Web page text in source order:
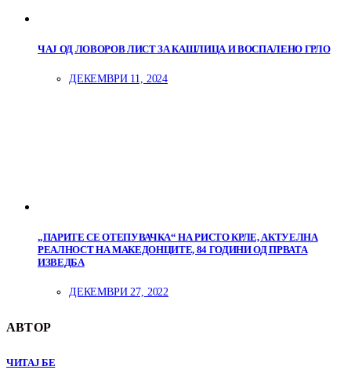
ЧАЈ ОД ЛОВОРОВ ЛИСТ ЗА КАШЛИЦА И ВОСПАЛЕНО ГРЛО
ДЕКЕМВРИ 11, 2024
„ПАРИТЕ СЕ ОТЕПУВАЧКА“ НА РИСТО КРЛЕ, АКТУЕЛНА
РЕАЛНОСТ НА МАКЕДОНЦИТЕ, 84 ГОДИНИ ОД ПРВАТА
ИЗВЕДБА
ДЕКЕМВРИ 27, 2022
АВТОР
ЧИТАЈ БЕ